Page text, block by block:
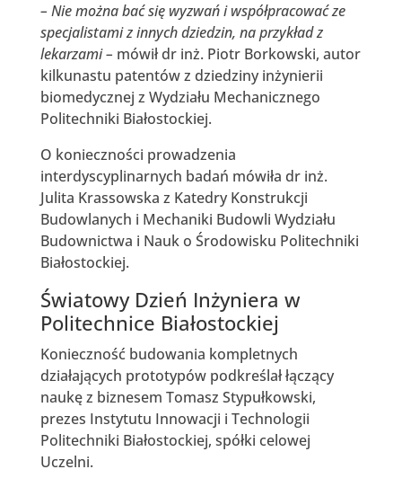
– Nie można bać się wyzwań i współpracować ze
specjalistami z innych dziedzin, na przykład z
lekarzami – mówił dr inż. Piotr Borkowski, autor
kilkunastu patentów z dziedziny inżynierii
biomedycznej z Wydziału Mechanicznego
Politechniki Białostockiej.
O konieczności prowadzenia
interdyscyplinarnych badań mówiła dr inż.
Julita Krassowska z Katedry Konstrukcji
Budowlanych i Mechaniki Budowli Wydziału
Budownictwa i Nauk o Środowisku Politechniki
Białostockiej.
Światowy Dzień Inżyniera w
Politechnice Białostockiej
Konieczność budowania kompletnych
działających prototypów podkreślał łączący
naukę z biznesem Tomasz Stypułkowski,
prezes Instytutu Innowacji i Technologii
Politechniki Białostockiej, spółki celowej
Uczelni.